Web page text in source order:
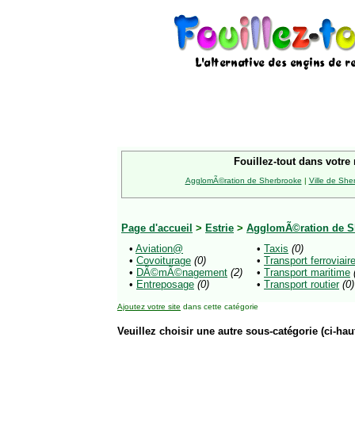
Fouillez-tout dans votre
AgglomÃ©ration de Sherbrooke | Ville de
Page d'accueil > Estrie > AgglomÃ©ration de
• Aviation@
• Covoiturage (0)
• DÃ©mÃ©nagement (2)
• Entreposage (0)
• Taxis (0)
• Transport ferroviaire
• Transport maritime
• Transport routier (0)
Ajoutez votre site dans cette catégorie
Veuillez choisir une autre sous-catégorie (ci-